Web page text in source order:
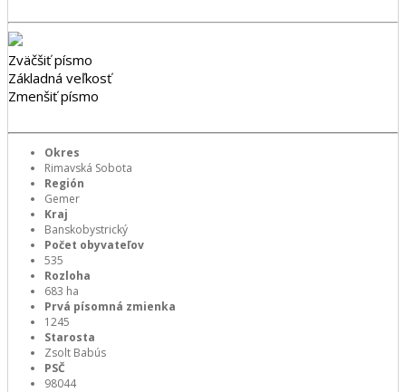
Zväčšiť písmo
Základná veľkosť
Zmenšiť písmo
Okres
Rimavská Sobota
Región
Gemer
Kraj
Banskobystrický
Počet obyvateľov
535
Rozloha
683 ha
Prvá písomná zmienka
1245
Starosta
Zsolt Babús
PSČ
98044